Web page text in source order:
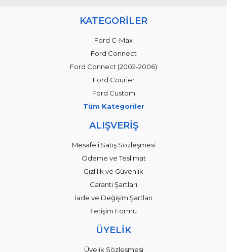
KATEGORİLER
Ford C-Max
Ford Connect
Ford Connect (2002-2006)
Ford Courier
Ford Custom
Tüm Kategoriler
ALIŞVERİŞ
Mesafeli Satış Sözleşmesi
Ödeme ve Teslimat
Gizlilik ve Güvenlik
Garanti Şartları
İade ve Değişim Şartları
İletişim Formu
ÜYELİK
Üyelik Sözleşmesi